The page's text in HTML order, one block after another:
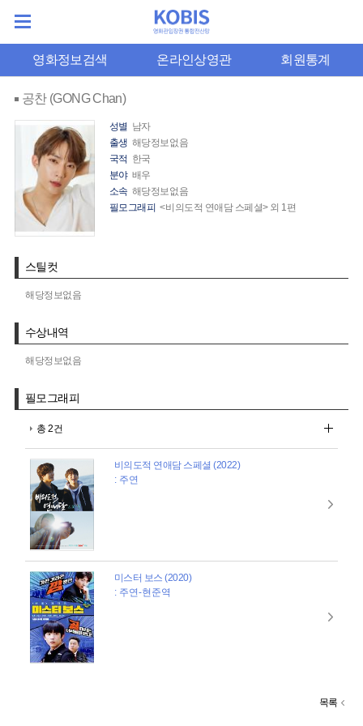
영화정보검색 온라인상영관 회원통계
공찬 (GONG Chan)
성별 남자
출생 해당정보없음
국적 한국
분야 배우
소속 해당정보없음
필모그래피 <비의도적 연애담 스페셜> 외 1편
스틸컷
해당정보없음
수상내역
해당정보없음
필모그래피
총 2건
비의도적 연애담 스페셜 (2022)
: 주연
미스터 보스 (2020)
: 주연-현준역
목록